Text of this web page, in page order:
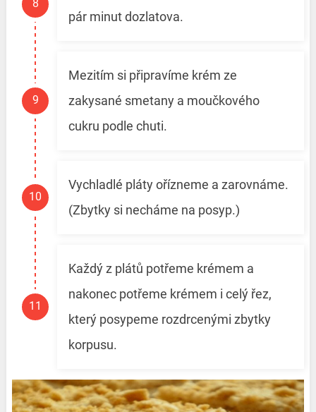
pár minut dozlatova.
Mezitím si připravíme krém ze
zakysané smetany a moučkového
cukru podle chuti.
Vychladlé pláty ořízneme a zarovnáme.
(Zbytky si necháme na posyp.)
Každý z plátů potřeme krémem a
nakonec potřeme krémem i celý řez,
který posypeme rozdrcenými zbytky
korpusu.